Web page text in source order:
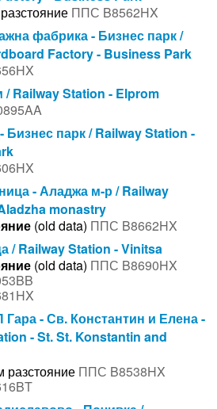
ППС B8562HX
фабрика - Бизнес парк /
Factory - Business Park
Railway Station - Elprom
парк / Railway Station -
- Аладжа м-р / Railway
monastry
(old data) ППС B8662HX
/ Railway Station - Vinitsa
(old data) ППС B8690HX
- Св. Константин и Елена -
- St. St. Konstantin and
разстояние ППС B8538HX